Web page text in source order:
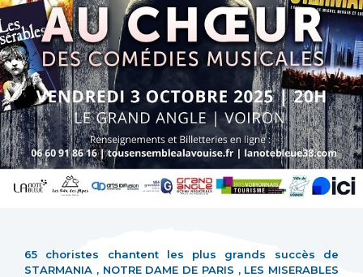
65 choristes chantent les plus grands succès de
STARMANIA , NOTRE DAME DE PARIS , LES MISERABLES